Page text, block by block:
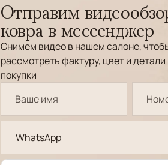
Отправим
ковра в мессенджер
Снимем видео в нашем салоне,
рассмотреть фактуру, цвет и
покупки
WhatsApp